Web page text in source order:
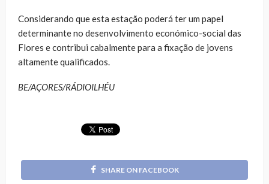
Considerando que esta estação poderá ter um papel
determinante no desenvolvimento económico-social das
Flores e contribui cabalmente para a fixação de jovens
altamente qualificados.
BE/AÇORES/RÁDIOILHÉU
SHARE ON FACEBOOK